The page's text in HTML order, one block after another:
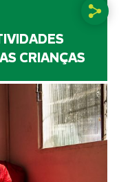
CRIANÇAS